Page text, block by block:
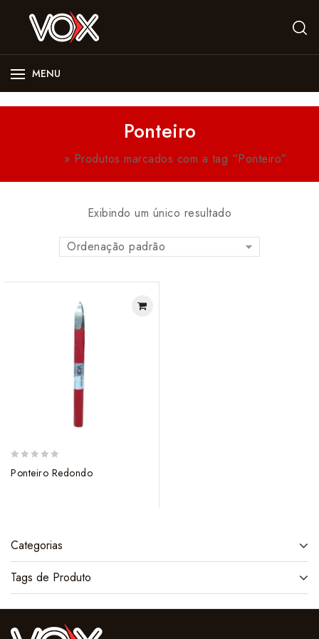
MENU
Ponteiro
» Produtos marcados com a tag “Ponteiro”
Exibindo um único resultado
Ordenação padrão
out
Ponteiro Redondo
Categorias
Tags de Produto